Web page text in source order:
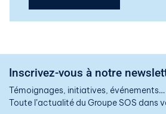
Inscrivez-vous à notre
Témoignages, initiatives, événements…
Toute l’actualité du Groupe SOS dans